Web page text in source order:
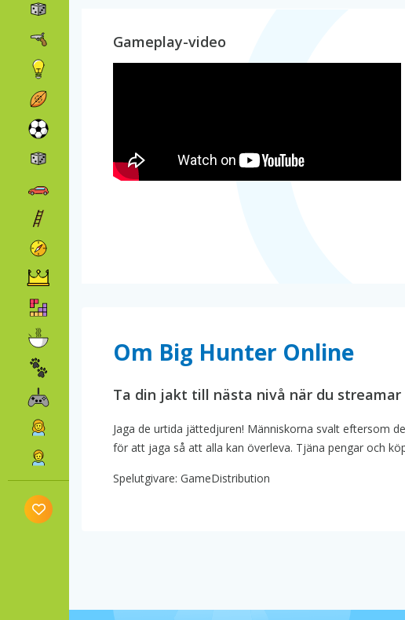
Gameplay-video
Om Big Hunter Online
Ta din jakt till nästa nivå när du streamar
Jaga de urtida jättedjuren! Människorna svalt eftersom
för att jaga så att alla kan överleva. Tjäna pengar och
Spelutgivare: GameDistribution